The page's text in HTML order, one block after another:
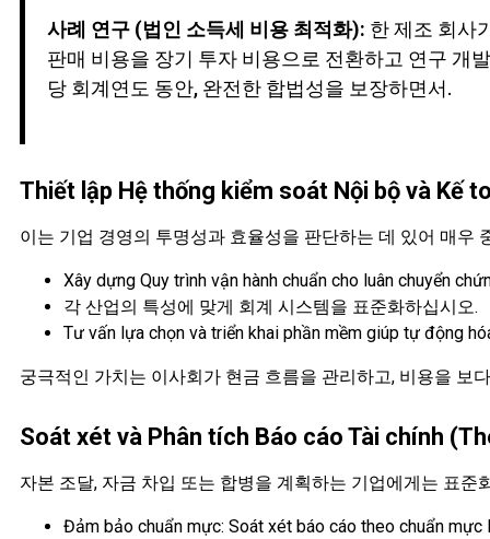
사례 연구 (법인 소득세 비용 최적화): 한 제조 회사
판매 비용을 장기 투자 비용으로 전환하고 연구 개
당 회계연도 동안, 완전한 합법성을 보장하면서.
Thiết lập Hệ thống kiểm soát Nội bộ và Kế
이는 기업 경영의 투명성과 효율성을 판단하는 데 있어 매우
Xây dựng Quy trình vận hành chuẩn cho luân chuyển
각 산업의 특성에 맞게 회계 시스템을 표준화하십시오.
Tư vấn lựa chọn và triển khai phần mềm giúp tự động
궁극적인 가치는 이사회가 현금 흐름을 관리하고, 비용을 보
Soát xét và Phân tích Báo cáo Tài chính
자본 조달, 자금 차입 또는 합병을 계획하는 기업에게는 표
Đảm bảo chuẩn mực: Soát xét báo cáo theo chuẩn mực